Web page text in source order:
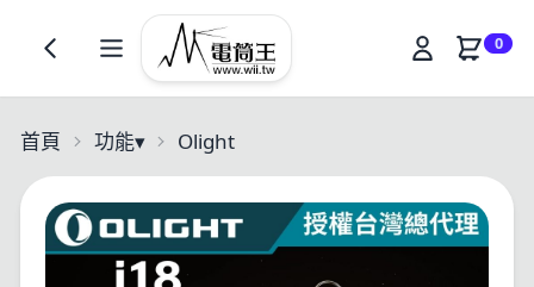
0
首頁 功能▾ Olight